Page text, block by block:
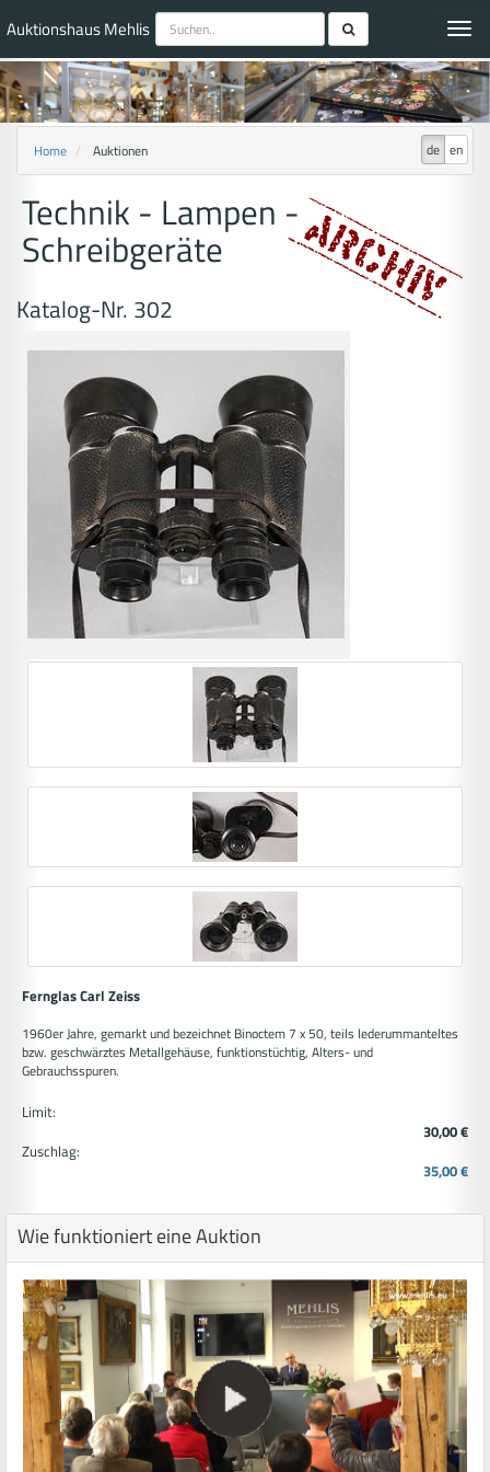
Auktionshaus Mehlis
de en
Home Auktionen
Technik - Lampen -
Schreibgeräte
Katalog-Nr. 302
Fernglas Carl Zeiss
1960er Jahre, gemarkt und bezeichnet Binoctem 7 x 50, teils lederummanteltes
bzw. geschwärztes Metallgehäuse, funktionstüchtig, Alters- und
Gebrauchsspuren.
Limit:
30,00 €
Zuschlag:
35,00 €
Wie funktioniert eine Auktion